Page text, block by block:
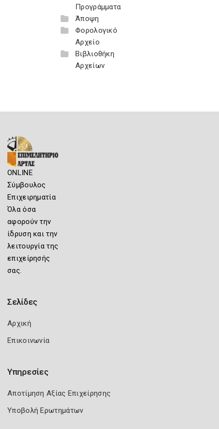
Προγράμματα
Άποψη
Φορολογικό
Αρχείο
Βιβλιοθήκη
Αρχείων
ONLINE
Σύμβουλος
Επιχειρηματία
Όλα όσα
αφορούν την
ίδρυση και την
λειτουργία της
επιχείρησής
σας.
Σελίδες
Αρχική
Επικοινωνία
Υπηρεσίες
Αποτίμηση Αξίας Επιχείρησης
Υποβολή Ερωτημάτων